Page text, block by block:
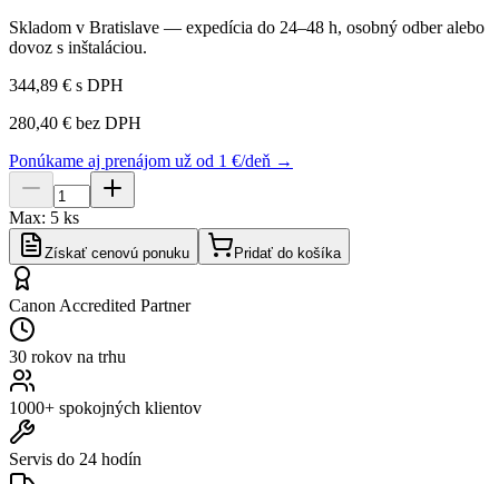
Skladom v Bratislave — expedícia do 24–48 h, osobný odber alebo
dovoz s inštaláciou.
344,89 € s DPH
280,40 € bez DPH
Ponúkame aj prenájom už od 1 €/deň →
Max: 5 ks
Získať cenovú ponuku Pridať do košíka
Canon Accredited Partner
30 rokov na trhu
1000+ spokojných klientov
Servis do 24 hodín